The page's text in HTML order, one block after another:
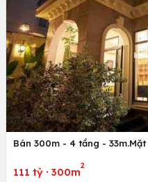
Bán 300m - 4 tầng -
111 tỷ · 300m
2